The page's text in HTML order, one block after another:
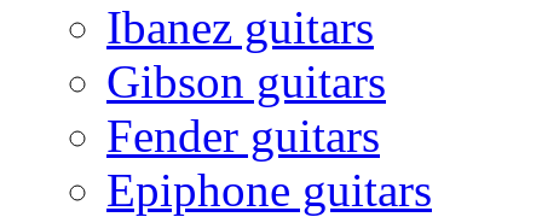
Ibanez guitars
Gibson guitars
Fender guitars
Epiphone guitars